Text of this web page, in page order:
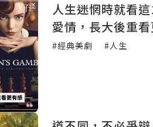
人生迷惘時就看
愛情，長大後重
#經典美劇 #人生